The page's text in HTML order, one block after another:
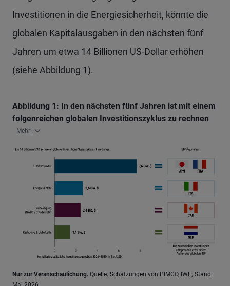
Investitionen in die Energiesicherheit, könnte die
globalen Kapitalausgaben in den nächsten fünf
Jahren um etwa 14 Billionen US-Dollar erhöhen
(siehe Abbildung 1).
Abbildung 1: In den nächsten fünf Jahren ist mit einem
folgenreichen globalen Investitionszyklus zu rechnen
Mehr
Nur zur Veranschaulichung. Quelle: Schätzungen von PIMCO, IWF; Stand: